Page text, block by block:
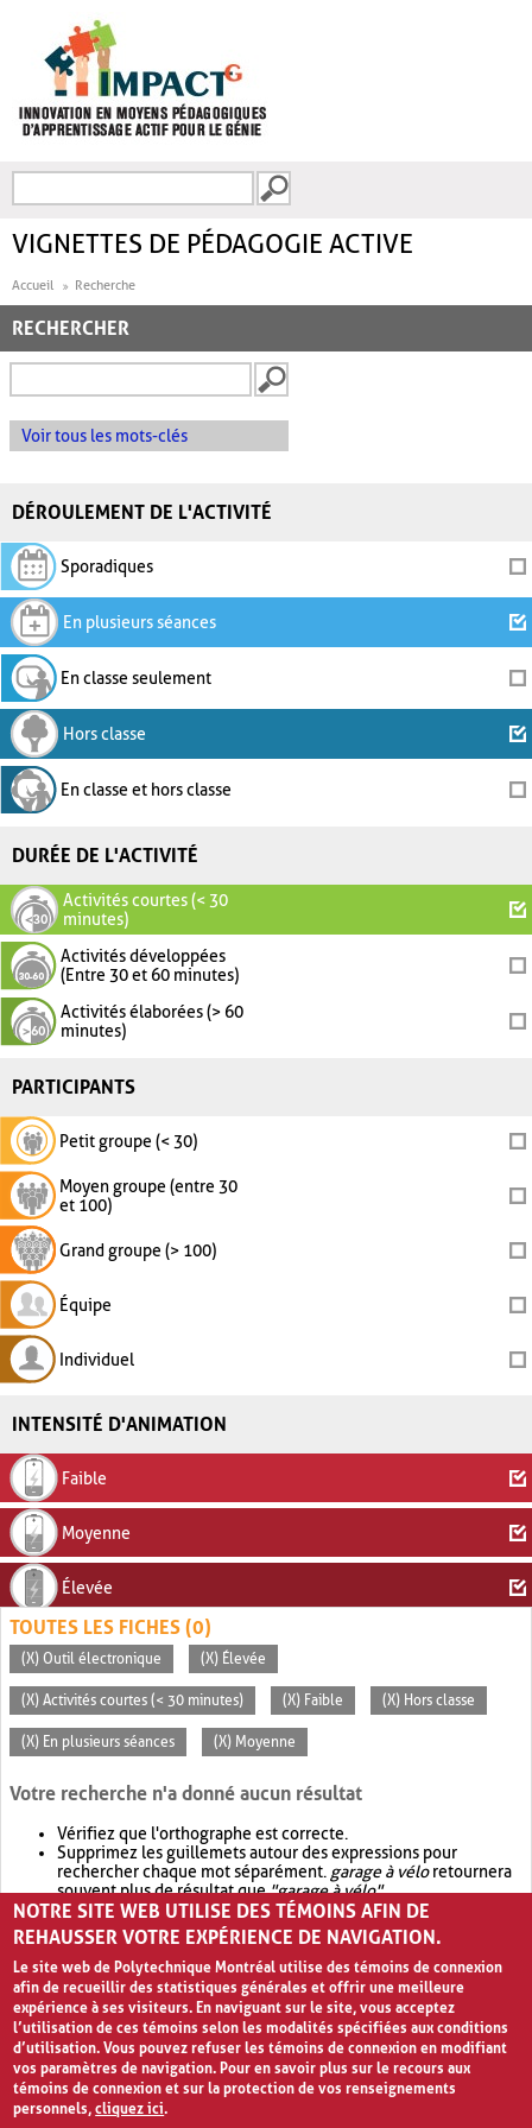
FORMULAIRE DE
VIGNETTES DE PÉDAGOGIE ACTIVE
Accueil Recherche
RECHERCHER
Voir tous les mots-clés
DÉROULEMENT DE L'ACTIVITÉ
Sporadiques
En plusieurs séances
En classe seulement
Hors classe
En classe et hors classe
DURÉE DE L'ACTIVITÉ
Activités courtes (< 30
minutes)
Activités développées
(Entre 30 et 60 minutes)
Activités élaborées (> 60
minutes)
PARTICIPANTS
Petit groupe (< 30)
Moyen groupe (entre 30
et 100)
Grand groupe (> 100)
Équipe
Individuel
INTENSITÉ D'ANIMATION
Faible
Moyenne
Élevée
TOUTES LES FICHES (0)
(X) Outil électronique (X) Élevée
(X) Activités courtes (< 30 minutes) (X) Faible (X) Hors classe
(X) En plusieurs séances (X) Moyenne
Votre recherche n'a donné aucun résultat
Vérifiez que l'orthographe est correcte.
Supprimez les guillemets autour des expressions pour
rechercher chaque mot séparément. garage à véloretournera
souvent plus de résultat que"garage à vélo".
Envisagez d'élargir votre recherche avec OR.garage OR vélo
retournera souvent plus de résultat quegarage à vélo
NOTRE SITE WEB UTILISE DES TÉMOINS AFIN DE
REHAUSSER VOTRE EXPÉRIENCE DE NAVIGATION.
Le site web de Polytechnique Montréal utilise des témoins de connexion
afin de recueillir des statistiques générales et offrir une meilleure
expérience à ses visiteurs. En naviguant sur le site, vous acceptez
l’utilisation de ces témoins selon les modalités spécifiées aux conditions
d’utilisation. Vous pouvez refuser les témoins de connexion en modifiant
vos paramètres de navigation. Pour en savoir plus sur le recours aux
témoins de connexion et sur la protection de vos renseignements
personnels,cliquez ici.